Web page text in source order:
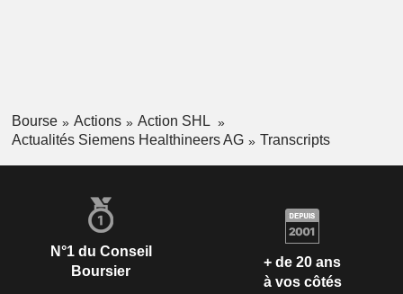
Bourse Actions
Action SHL
Actualités Siemens Healthineers AG
Transcripts
N°1 du Conseil
Boursier
+ de 20 ans
à vos côtés